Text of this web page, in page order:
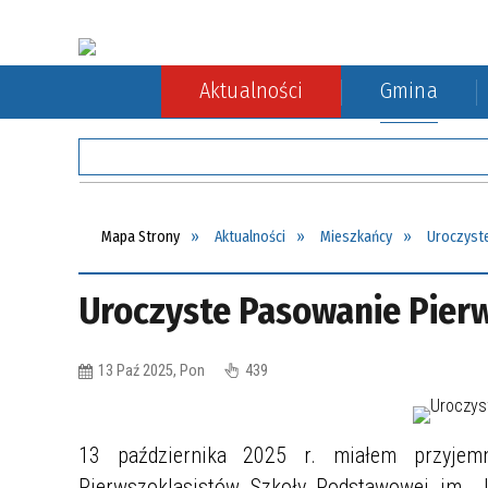
Aktualności Gmina
Mapa Strony Aktualności Mieszkańcy
Uroczyste Pasowanie
13 Paź 2025, Pon 439
13 października 2025 r. miałem